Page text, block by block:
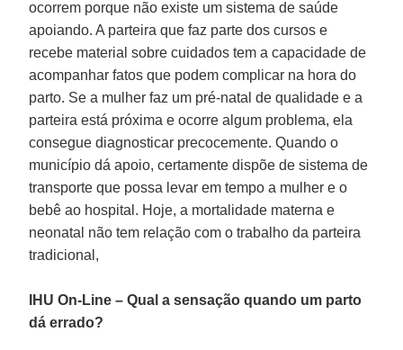
ocorrem porque não existe um sistema de saúde
apoiando. A parteira que faz parte dos cursos e
recebe material sobre cuidados tem a capacidade de
acompanhar fatos que podem complicar na hora do
parto. Se a mulher faz um pré-natal de qualidade e a
parteira está próxima e ocorre algum problema, ela
consegue diagnosticar precocemente. Quando o
município dá apoio, certamente dispõe de sistema de
transporte que possa levar em tempo a mulher e o
bebê ao hospital. Hoje, a mortalidade materna e
neonatal não tem relação com o trabalho da parteira
tradicional,
IHU On-Line – Qual a sensação quando um parto
dá errado?